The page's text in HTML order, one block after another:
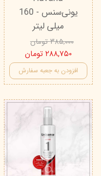
یونی‌سنس - 160
میلی لیتر
۳۸۵,۰۰۰ تومان
۲۸۸,۷۵۰ تومان
افزودن به جعبه سفارش